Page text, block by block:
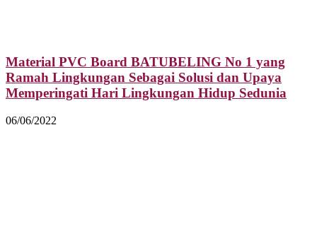
Material PVC Board BATUBELING No 1 yang
Ramah Lingkungan Sebagai Solusi dan Upaya
Memperingati Hari Lingkungan Hidup Sedunia
06/06/2022